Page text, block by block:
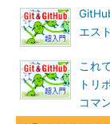
エス
これ
トリ
コマ